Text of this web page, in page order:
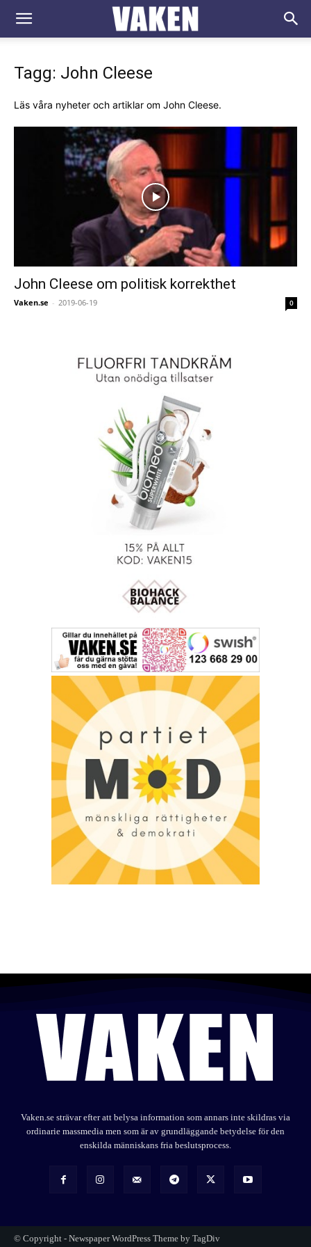
VAKEN.se
Tagg: John Cleese
Läs våra nyheter och artiklar om John Cleese.
John Cleese om politisk korrekthet
Vaken.se - 2019-06-19 0
Vaken.se strävar efter att belysa information som annars inte skildras via
ordinarie massmedia men som är av grundläggande betydelse för den
enskilda människans fria beslutsprocess.
© Copyright - Newspaper WordPress Theme by TagDiv